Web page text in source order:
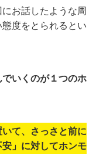
お話したような周
度をとられるとい
いくのが１つのホ
て、さっさと前に
」に対してホンモ